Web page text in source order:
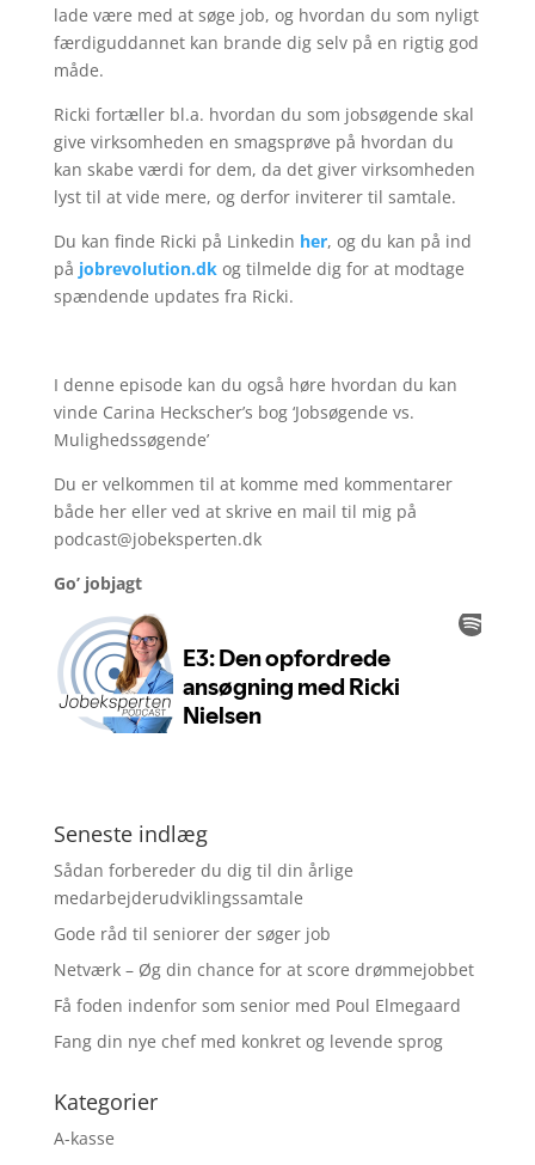
lade være med at søge job, og hvordan du som nyligt
færdiguddannet kan brande dig selv på en rigtig god
måde.
Ricki fortæller bl.a. hvordan du som jobsøgende skal
give virksomheden en smagsprøve på hvordan du
kan skabe værdi for dem, da det giver virksomheden
lyst til at vide mere, og derfor inviterer til samtale.
Du kan finde Ricki på Linkedin her, og du kan på ind
på jobrevolution.dkog tilmelde dig for at modtage
spændende updates fra Ricki.
I denne episode kan du også høre hvordan du kan
vinde Carina Heckscher’s bog ‘Jobsøgende vs.
Mulighedssøgende’
Du er velkommen til at komme med kommentarer
både her eller ved at skrive en mail til mig på
podcast@jobeksperten.dk
Go’ jobjagt
Seneste indlæg
Sådan forbereder du dig til din årlige
medarbejderudviklingssamtale
Gode råd til seniorer der søger job
Netværk – Øg din chance for at score drømmejobbet
Få foden indenfor som senior med Poul Elmegaard
Fang din nye chef med konkret og levende sprog
Kategorier
A-kasse